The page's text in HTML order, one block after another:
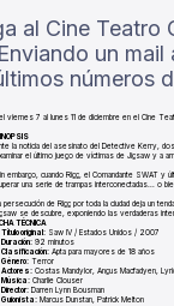
al Cine
un
números
viernes 7 al lunes 11 de diciembre en el Cine
la noticia del asesinato del Detective Kerry,
el último juego de víctimas de Jigsaw y a
embargo, cuando Rigg, el Comandante SWAT
una serie de trampas interconectadas... o
persecución de Rigg por toda la ciudad deja un
se descubre, exponiendo las verdaderas
TÉCNICA
Título original: Saw IV / Estados Unidos / 2007
Duración: 92 minutos
Clasificación: Apta para mayores de 18 años
Género: Terror
Actores: Costas Mandylor, Angus Macfadyen,
Música: Charlie Clouser
Director: Darren Lynn Bousman
Guionista: Marcus Dunstan, Patrick Melton